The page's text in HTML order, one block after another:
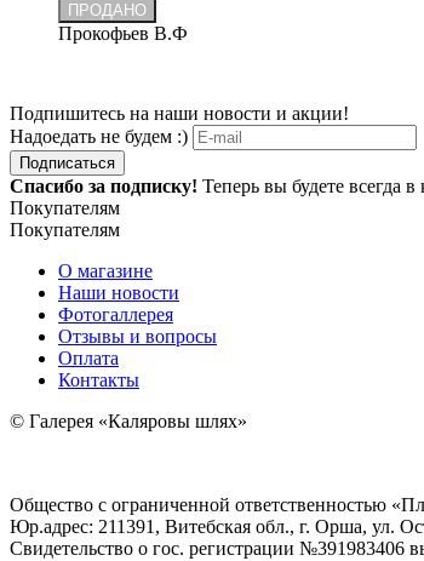
ПРОДАНО
Прокофьев В.Ф
Подпишитесь на наши новости и акции!
Надоедать не будем :)
Подписаться
Спасибо за подписку! Теперь вы будете всегда
Покупателям
Покупателям
О магазине
Наши новости
Фотогаллерея
Отзывы и вопросы
Оплата
Контакты
© Галерея «Каляровы шлях»
Общество с ограниченной ответственностью
Юр.адрес: 211391, Витебская обл., г. Орша, ул.
Свидетельство о гос. регистрации